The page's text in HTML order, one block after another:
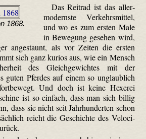
1868.
Das Reitrad ist das aller­
modernste Verkehrsmittel,
und wo es zum ersten Male
in Bewegung gesehen wird,
angestaunt, als vor Zeiten die ersten
sich ganz kurios aus, wie ein Mensch
des Gleichgewichtes mit der
guten Pferdes auf einem so unglaublich
Und doch ist keine Hexerei
ist so einfach, dass man sich billig
dass sie nicht seit Jahrhunderten schon
reicht die Geschichte des Veloci­